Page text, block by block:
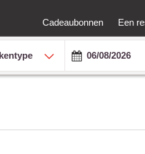
Cadeaubonnen Een